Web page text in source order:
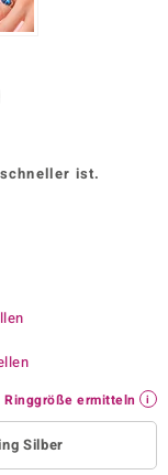
ist.
Ringgröße ermitteln
Silber